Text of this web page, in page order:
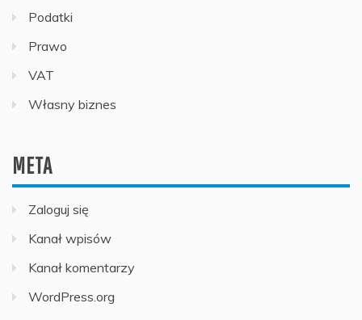
Podatki
Prawo
VAT
Własny biznes
META
Zaloguj się
Kanał wpisów
Kanał komentarzy
WordPress.org